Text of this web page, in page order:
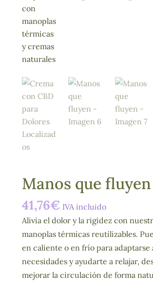
Manos que fluyen
41,76€ IVA incluido
Alivia el dolor y la rigidez con
manoplas térmicas reutilizables.
en caliente o en frío para adaptarse
necesidades y ayudarte a relajar,
mejorar la circulación de forma